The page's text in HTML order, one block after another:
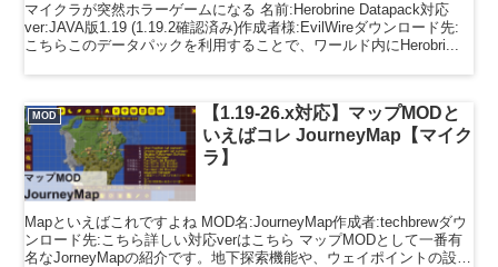
マイクラが突然ホラーゲームになる 名前:Herobrine Datapack対応
ver:JAVA版1.19 (1.19.2確認済み)作成者様:EvilWireダウンロード先:
こちらこのデータパックを利用することで、ワールド内にHerobri...
MOD
【1.19-26.x対応】マップMODと
いえばコレ JourneyMap【マイク
ラ】
Mapといえばこれですよね MOD名:JourneyMap作成者:techbrewダウ
ンロード先:こちら詳しい対応verはこちら マップMODとして一番有
名なJorneyMapの紹介です。地下探索機能や、ウェイポイントの設定